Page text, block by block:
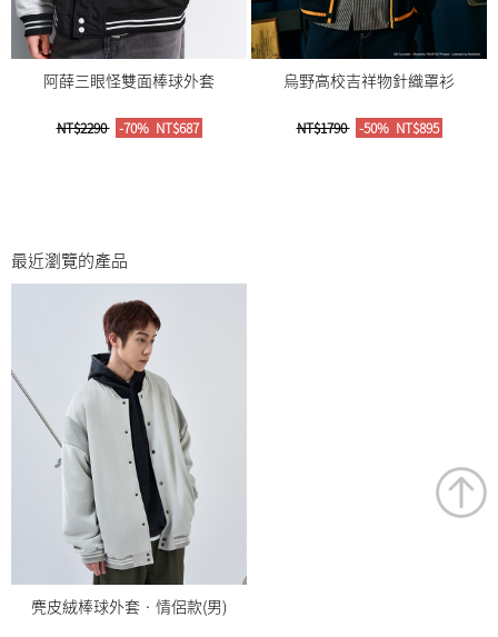
阿薛三眼怪雙面棒球外套
NT$2290 -70% NT$687
烏野高校吉祥物針織罩衫
NT$1790 -50% NT$895
最近瀏覽的產品
麂皮絨棒球外套‧情侶款(男)